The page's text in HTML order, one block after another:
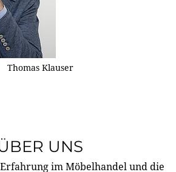
Thomas Klauser
UNS
im Möbelhandel und die